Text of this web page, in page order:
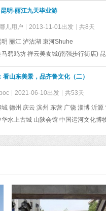
明-丽江九天毕业游
儿用户 2013-11-01出发 共8天
明 丽江 泸沽湖 束河Shuhe
看山东美景，品齐鲁文化（二）
2021-06-10出发 共53天
城 德州 庆云 滨州 东营 广饶 淄博 沂